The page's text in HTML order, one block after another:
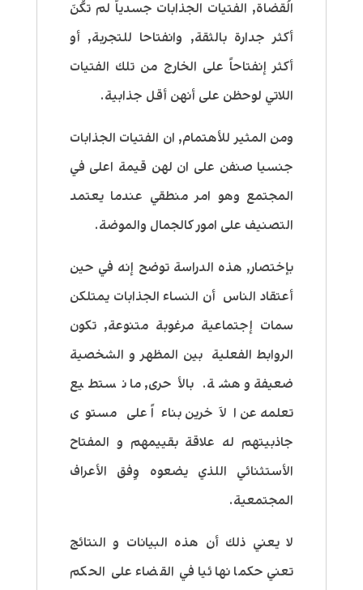
الُقضاة, الفتيات الجذابات جسدياً لم تكُنَ
أكثر جدارة بالثقة, وانفتاحا للتجربة, أو
أكثر إنفتاحاً على الخارج من تلك الفتيات
اللاتي لوحظن على أنهن أقل جذابية.
ومن المثير للأهتمام, ان الفتيات الجذابات
جنسيا صنفن على ان لهن قيمة اعلى في
المجتمع وهو امر منطقي عندما يعتمد
التصنيف على امور كالجمال والموضة.
بإختصار, هذه الدراسة توضح إنه في حين
أعتقاد الناس أن النساء الجذابات يمتلكن
سمات إجتماعية مرغوبة متنوعة, تكون
الروابط الفعلية بين المظهر و الشخصية
ضعيفة و هشة. بالأحرى, ما نستطيع
تعلمه عن الاَخرين بناءاً على مستوى
جاذبيتهم له علاقة بقييمهم و المفتاح
الأستثنائي اللذي يضعوه وِفق الأعراف
المجتمعية.
لا يعني ذلك أن هذه البيانات و النتائج
تعني حكما نهائيا في القضاء على الحكم